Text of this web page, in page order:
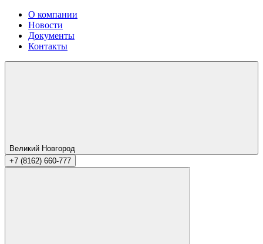
О компании
Новости
Документы
Контакты
Великий Новгород
+7 (8162) 660-777